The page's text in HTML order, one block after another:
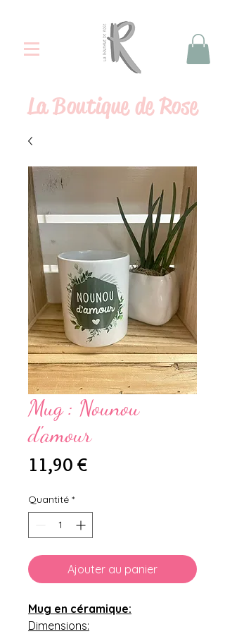
LaBoutique de Rose
Mug : Nounou
d'amour
11,90 €Prix
Quantité *
Ajouter au panier
Mug en céramique:
Dimensions: